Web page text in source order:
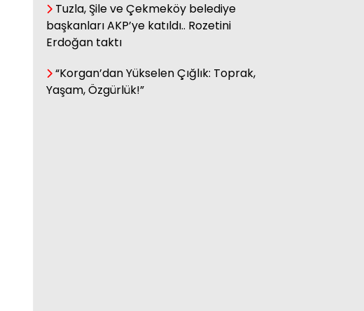
Fatma Genc
YILAN HİKÂYESİNE DÖNEN ÇAY
Tuzla, Şile ve Çekmeköy belediye
başkanları AKP’ye katıldı.. Rozetini
Erdoğan taktı
“Korgan’dan Yükselen Çığlık: Toprak,
Yaşam, Özgürlük!”